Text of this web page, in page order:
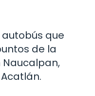
que
de la
Naucalpan,